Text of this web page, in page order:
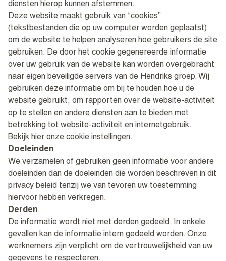
diensten hierop kunnen afstemmen.
Deze website maakt gebruik van “cookies”
(tekstbestanden die op uw computer worden geplaatst)
om de website te helpen analyseren hoe gebruikers de site
gebruiken. De door het cookie gegenereerde informatie
over uw gebruik van de website kan worden overgebracht
naar eigen beveiligde servers van de Hendriks groep. Wij
gebruiken deze informatie om bij te houden hoe u de
website gebruikt, om rapporten over de website-activiteit
op te stellen en andere diensten aan te bieden met
betrekking tot website-activiteit en internetgebruik.
Bekijk hier onze cookie instellingen.
Doeleinden
We verzamelen of gebruiken geen informatie voor andere
doeleinden dan de doeleinden die worden beschreven in dit
privacy beleid tenzij we van tevoren uw toestemming
hiervoor hebben verkregen.
Derden
De informatie wordt niet met derden gedeeld. In enkele
gevallen kan de informatie intern gedeeld worden. Onze
werknemers zijn verplicht om de vertrouwelijkheid van uw
gegevens te respecteren.